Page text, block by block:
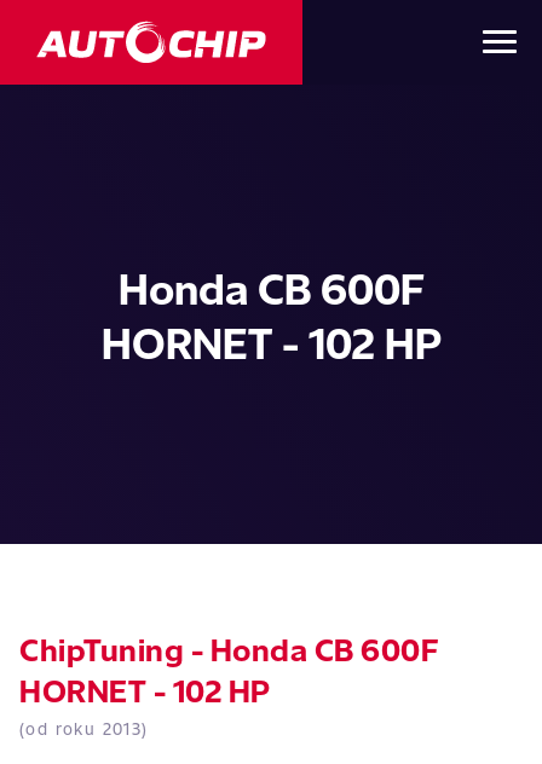
Honda CB 600F
HORNET - 102 HP
ChipTuning - Honda CB 600F
HORNET - 102 HP
(od roku 2013)